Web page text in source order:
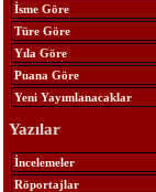
İsme Göre
Türe Göre
Yıla Göre
Puana Göre
Yeni Yayımlanacaklar
Yazılar
İncelemeler
Röportajlar